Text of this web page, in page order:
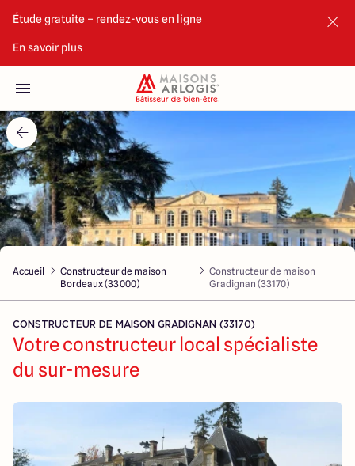
Étude gratuite – rendez-vous en ligne
En savoir plus
Nos maisons
Nos annonces
Votre projet
Maisons ARLOGIS Bordeaux Sud
286 Avenue Pasteur
33185 Le Haillan
Accueil
Constructeur de maison
Bordeaux (33000)
Constructeur de maison
Gradignan (33170)
CONSTRUCTEUR DE MAISON GRADIGNAN (33170)
Votre constructeur local spécialiste
du sur-mesure